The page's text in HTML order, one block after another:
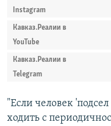
Instagram
Кавказ.Реалии в
YouTube
Кавказ.Реалии в
Telegram
"Если человек
ходить с